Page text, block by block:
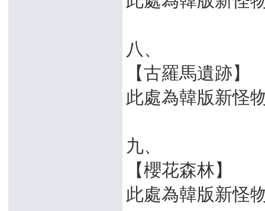
八、
【古羅馬遺跡】
此處為韓版新怪
九、
【櫻花森林】
此處為韓版新怪